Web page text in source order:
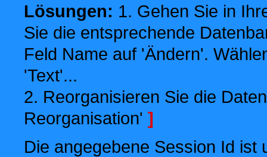
Lösungen: 1. Gehen Sie in
Sie die entsprechende
Feld Name auf 'Ändern'.
'Text'...
2. Reorganisieren Sie die
Reorganisation' ]
Die angegebene Session Id ist